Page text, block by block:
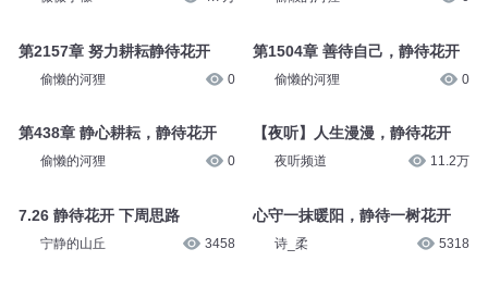
第2157章 努力耕耘静待花开
偷懒的河狸 0
第438章 静心耕耘，静待花开
偷懒的河狸 0
7.26 静待花开 下周思路
宁静的山丘 3458
第1504章 善待自己，静待花开
偷懒的河狸 0
【夜听】人生漫漫，静待花开
夜听频道 11.2万
心守一抹暖阳，静待一树花开
诗_柔 5318